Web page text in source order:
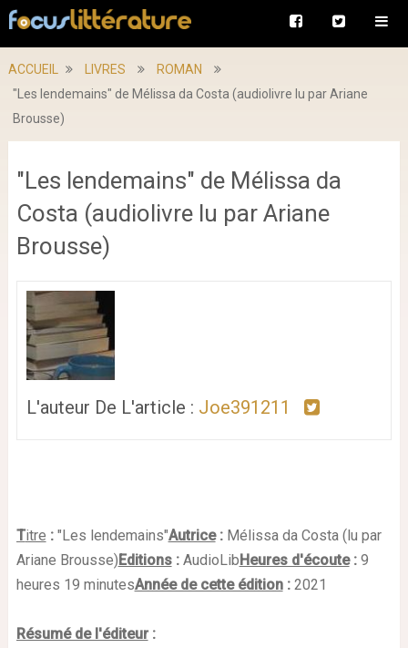
ACCUEIL LIVRES
ROMAN
"Les lendemains" de Mélissa da Costa (audiolivre lu par Ariane
Brousse)
"Les lendemains" de Mélissa da
Costa (audiolivre lu par Ariane
Brousse)
L'auteur De L'article : Joe391211
Titre : "Les lendemains"Autrice: Mélissa da Costa (lu par
Ariane Brousse)Editions:AudioLibHeures d'écoute:9
heures 19 minutesAnnée de cette édition:2021
Résumé de l'éditeur: